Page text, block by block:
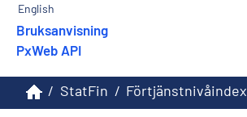
English
Bruksanvisning
PxWeb API
/ StatFin / Förtjänstnivåindex